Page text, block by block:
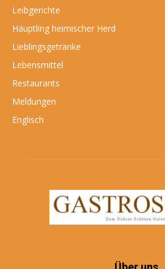
Leibgerichte
Häuptling heimischer Herd
Lieblingsgetränke
Lebensmittel
Restaurants
Meldungen
Englisch